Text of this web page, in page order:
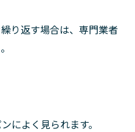
り返す場合は、専門業者
によく見られます。